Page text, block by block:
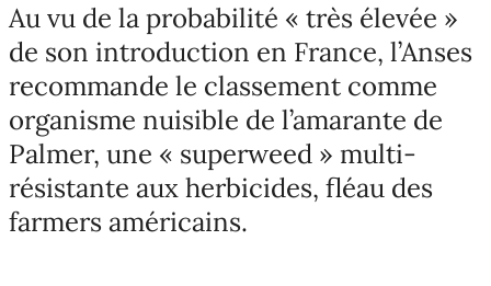
Au vu de la probabilité « très élevée »
de son introduction en France, l’Anses
recommande le classement comme
organisme nuisible de l’amarante de
Palmer, une « superweed » multi-
résistante aux herbicides, fléau des
farmers américains.